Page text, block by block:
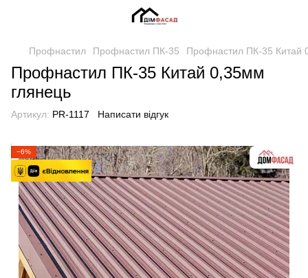
Профнастил Профнастил ПК-35 Профнастил ПК-35 Китай
Профнастил ПК-35 Китай 0,35мм
глянець
Артикул: PR-1117 Написати відгук
−6%